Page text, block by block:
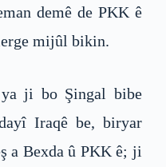
demê de PKK ê
mijûl bikin.
ji bo Şingal bibe
Iraqê be, biryar
a Bexda û PKK ê; ji